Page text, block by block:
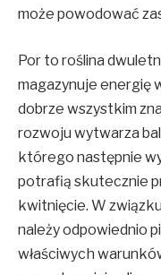
może powodować
Por to roślina
magazynuje energię
dobrze wszystkim
rozwoju wytwarza
którego następnie
potrafią skutecznie
kwitnięcie. W
należy odpowiednio
właściwych